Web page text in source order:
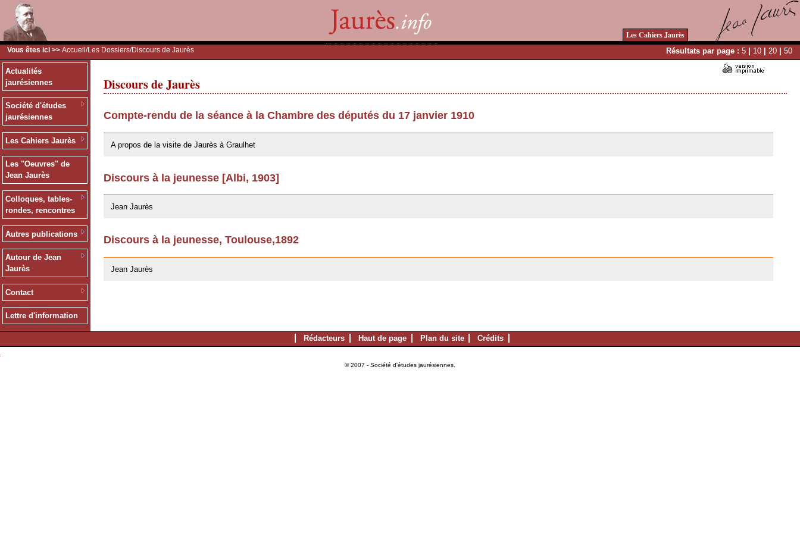
Les Cahiers Jaurès
Vous êtes ici >> Accueil /Les Dossiers/Discours de Jaurès Résultats par page : 5 | 10 | 20 | 50
Actualités
jaurésiennes
Société d'études
jaurésiennes
Les Cahiers Jaurès
Les "Oeuvres" de
Jean Jaurès
Colloques, tables-
rondes, rencontres
Autres publications
Autour de Jean
Jaurès
Contact
Lettre d'information
Discours de Jaurès
Compte-rendu de la séance à la Chambre des députés du 17 janvier 1910
A propos de la visite de Jaurès à Graulhet
Discours à la jeunesse [Albi, 1903]
Jean Jaurès
Discours à la jeunesse, Toulouse,1892
Jean Jaurès
Rédacteurs Haut de page Plan du site Crédits
© 2007 - Société d'études jaurésiennes.